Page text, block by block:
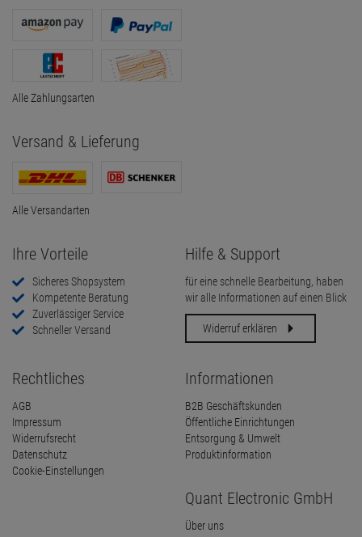
Alle Zahlungsarten
Versand & Lieferung
Alle Versandarten
Ihre Vorteile
Sicheres Shopsystem
Kompetente Beratung
Zuverlässiger Service
Schneller Versand
Hilfe & Support
für eine schnelle Bearbeitung, haben
wir alle Informationen auf einen Blick
Widerruf erklären
Rechtliches
AGB
Impressum
Widerrufsrecht
Datenschutz
Cookie-Einstellungen
Informationen
B2B Geschäftskunden
Öffentliche Einrichtungen
Entsorgung & Umwelt
Produktinformation
Quant Electronic GmbH
Über uns